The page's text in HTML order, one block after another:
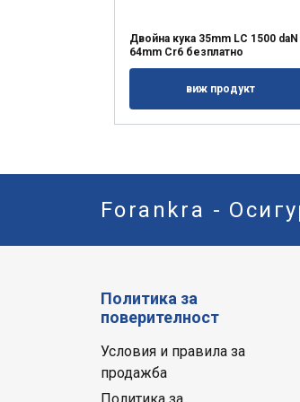
Двойна кука 35mm LC 1500 daN
64mm Cr6 безплатно
виж продукт
Forankra -
Политика за
поверителност
Условия и правила за
продажба